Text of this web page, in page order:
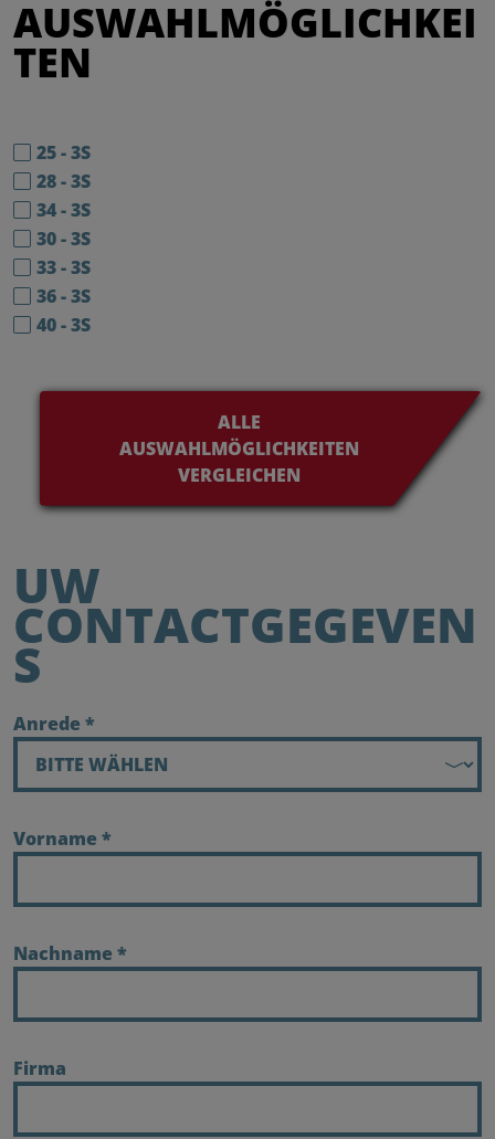
AUSWAHLMÖGLICHKEI
TEN
25 - 3S
28 - 3S
34 - 3S
30 - 3S
33 - 3S
36 - 3S
40 - 3S
ALLE
AUSWAHLMÖGLICHKEITEN
VERGLEICHEN
UW
CONTACTGEGEVEN
S
Anrede *
Vorname *
Nachname *
Firma